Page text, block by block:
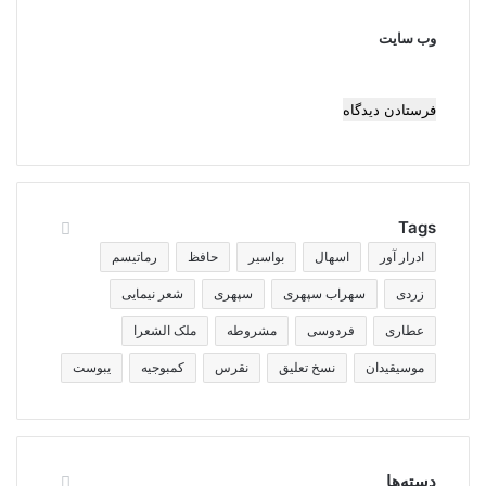
وب‌ سایت
Tags
ادرار آور اسهال بواسیر حافظ رماتیسم
زردی سهراب سپهری سپهری شعر نیمایی
عطاری فردوسی مشروطه ملک الشعرا
موسیقیدان نسخ تعلیق نقرس کمبوجیه یبوست
دسته‌ها